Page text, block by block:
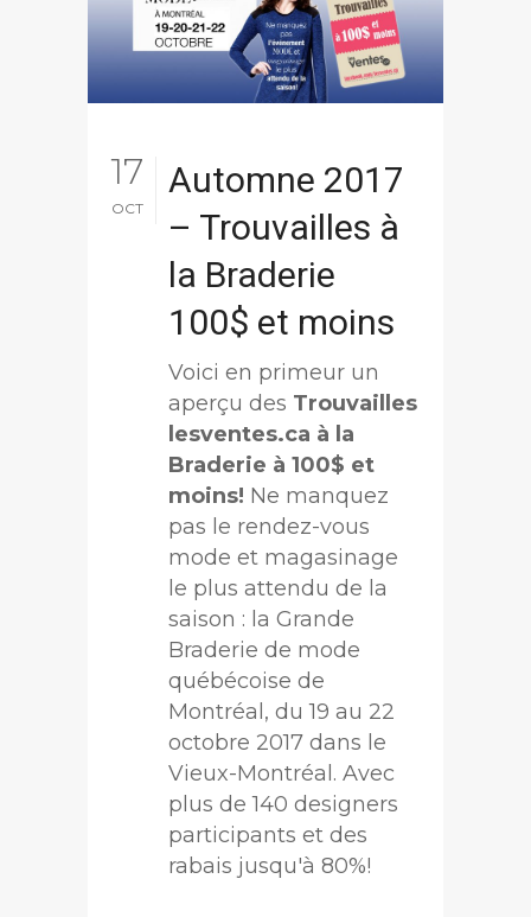
17
OCT
Automne 2017
– Trouvailles à
la Braderie
100$ et moins
Voici en primeur un
aperçu des Trouvailles
lesventes.ca à la
Braderie à 100$ et
moins! Ne manquez
pas le rendez-vous
mode et magasinage
le plus attendu de la
saison : la Grande
Braderie de mode
québécoise de
Montréal, du 19 au 22
octobre 2017 dans le
Vieux-Montréal. Avec
plus de 140 designers
participants et des
rabais jusqu'à 80%!